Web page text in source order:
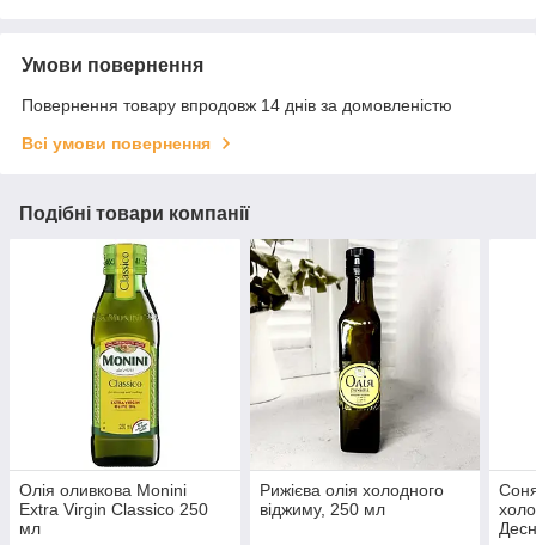
Умови повернення
Повернення товару впродовж 14 днів за домовленістю
Всі умови повернення
Подібні товари компанії
Олія оливкова Monini
Extra Virgin Classico 250
мл
Рижієва олія холодного
віджиму, 250 мл